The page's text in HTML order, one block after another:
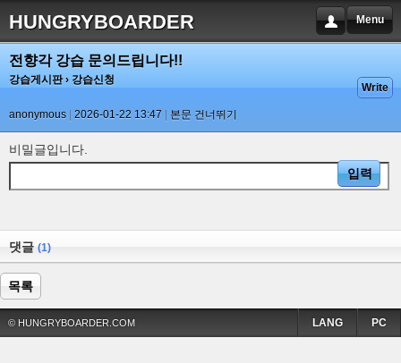
HUNGRYBOARDER Menu
전향각 강습 문의드립니다!!
강습게시판› 강습신청
anonymous 2026-01-22 13:47 본문 건너뛰기
Write
비밀글입니다.
댓글 (1)
목록
© HUNGRYBOARDER.COM PC
LANG